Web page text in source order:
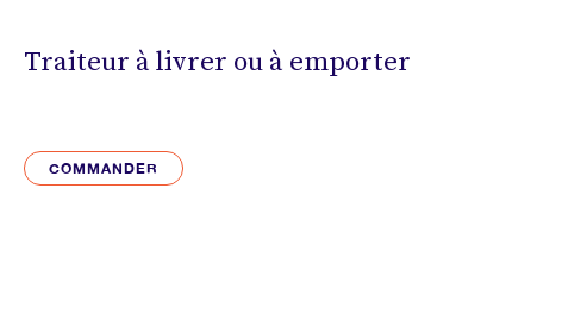
Traiteur à livrer ou à emporter
COMMANDER